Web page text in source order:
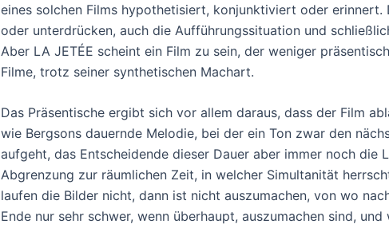
eines solchen Films hypothetisiert, konjunktiviert oder
oder unterdrücken, auch die Aufführungssituation und
Aber LA JETÉE scheint ein Film zu sein, der weniger
Filme, trotz seiner synthetischen Machart.
Das Präsentische ergibt sich vor allem daraus, dass der Film
wie Bergsons dauernde Melodie, bei der ein Ton zwar den
aufgeht, das Entscheidende dieser Dauer aber immer noch die
Abgrenzung zur räumlichen Zeit, in welcher Simultanität
laufen die Bilder nicht, dann ist nicht auszumachen, von wo
Ende nur sehr schwer, wenn überhaupt, auszumachen sind,